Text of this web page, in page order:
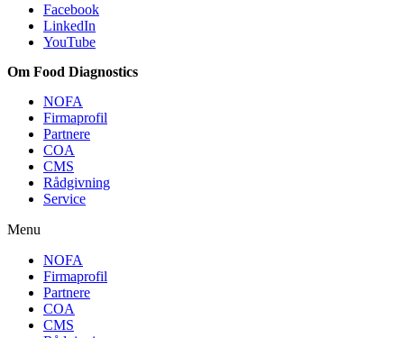
Facebook
LinkedIn
YouTube
Om Food Diagnostics
NOFA
Firmaprofil
Partnere
COA
CMS
Rådgivning
Service
Menu
NOFA
Firmaprofil
Partnere
COA
CMS